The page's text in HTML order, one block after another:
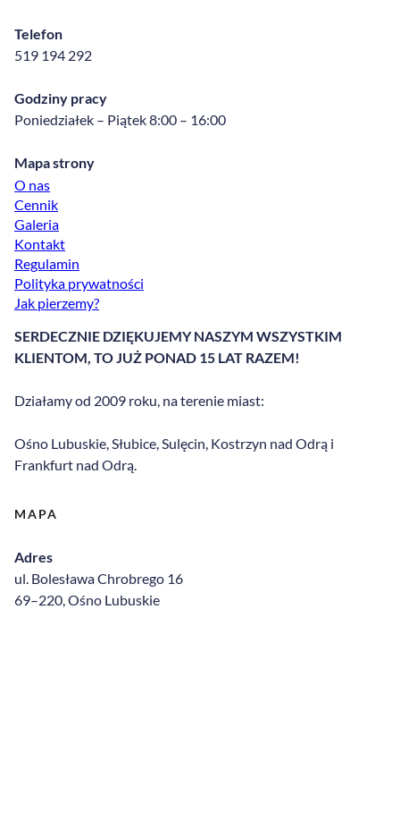
Telefon
519 194 292
Godziny pracy
Poniedziałek – Piątek 8:00 – 16:00
Mapa strony
O nas
Cennik
Galeria
Kontakt
Regulamin
Polityka prywatności
Jak pierzemy?
SERDECZNIE DZIĘKUJEMY NASZYM WSZYSTKIM
KLIENTOM, TO JUŻ PONAD 15 LAT RAZEM!
Działamy od 2009 roku, na terenie miast:
Ośno Lubuskie , Słubice, Sulęcin, Kostrzyn nad Odrą i
Frankfurt nad Odrą.
MAPA
Adres
ul. Bolesława Chrobrego 16
69–220, Ośno Lubuskie